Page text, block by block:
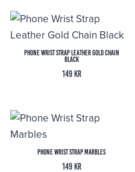
Phone Wrist Strap Leather Gold Chain
Black
149 kr
Phone Wrist Strap Marbles
149 kr